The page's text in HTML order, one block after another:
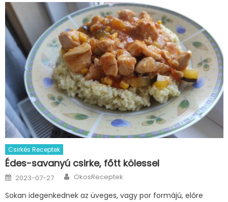
Csirkés Receptek
Édes-savanyú csirke, főtt kölessel
Posted
on
2023-07-27 Author
OkosReceptek
Sokan idegenkednek az üveges, vagy por formájú, előre